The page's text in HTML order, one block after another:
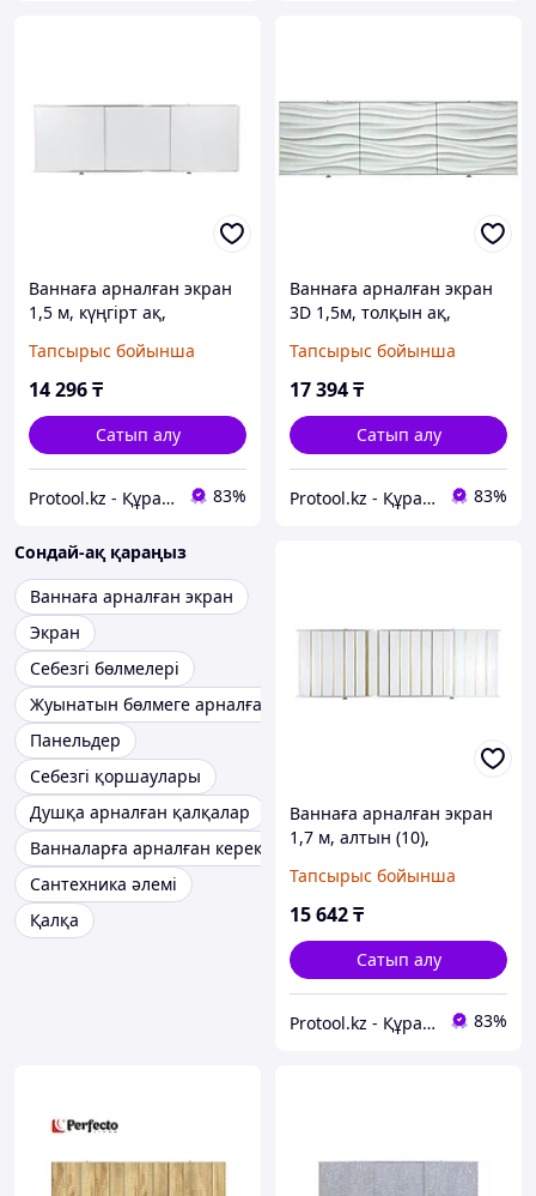
Ваннаға арналған экран
1,5 м, күңгірт ақ,
(PERFECTO LINEA) (36-
000151)
Тапсырыс бойынша
14 296₸
Сатып алу
Protool.kz - Құрал сайман магазины 83%
Ваннаға арналған экран
3D 1,5м, толқын ақ,
(PERFECTO LINEA) (36-
031507)
Тапсырыс бойынша
17 394₸
Сатып алу
Protool.kz - Құрал сайман магазины 83%
Сондай-ақ қараңыз
Ваннаға арналған экран
Экран
Себезгі бөлмелері
Жуынатын бөлмеге арналған сантехника
Панельдер
Себезгі қоршаулары
Душқа арналған қалқалар
Ванналарға арналған керек-жарақтар
Сантехника әлемі
Қалқа
Ваннаға арналған экран
1,7 м, алтын (10),
(PERFECTO LINEA) (36-
000173)
Тапсырыс бойынша
15 642₸
Сатып алу
Protool.kz - Құрал сайман магазины 83%